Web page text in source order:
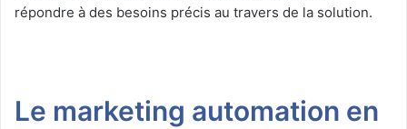
répondre à des besoins précis au travers de la solution.
Le marketing automation en